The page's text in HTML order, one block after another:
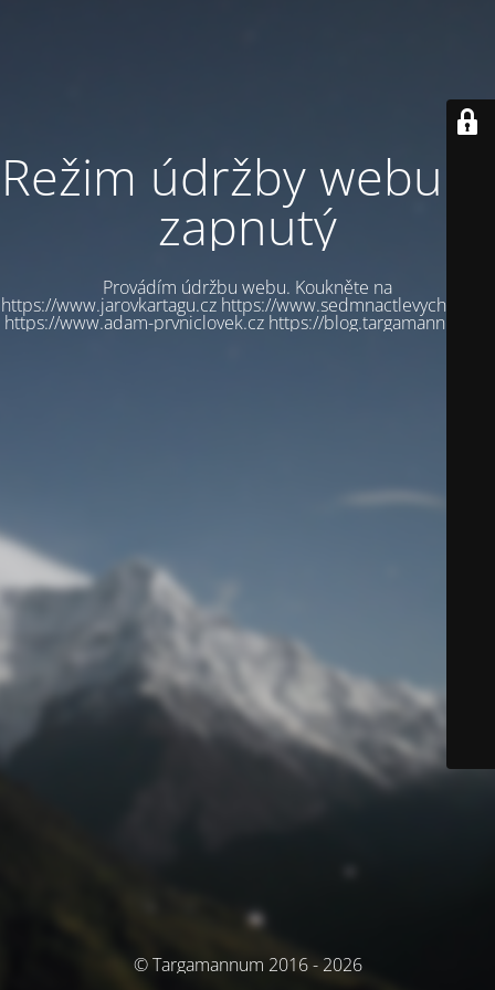
Režim údržby webu je
zapnutý
Provádím údržbu webu. Koukněte na
https://www.jarovkartagu.cz https://www.sedmnactlevychbot.cz
https://www.adam-prvniclovek.cz https://blog.targamannum.cz
© Targamannum 2016 - 2026